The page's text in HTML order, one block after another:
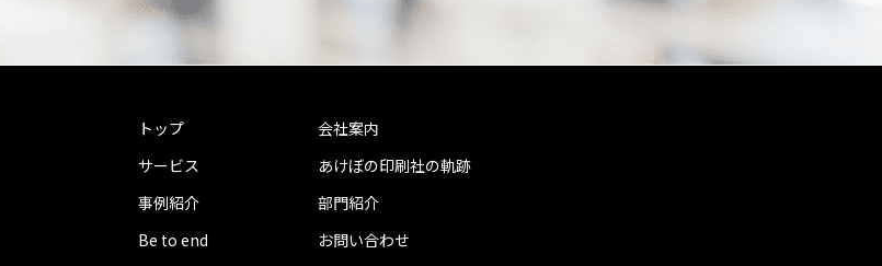
トップ
サービス
事例紹介
Be to end
会社案内
あけぼの印刷社の軌跡
部門紹介
お問い合わせ